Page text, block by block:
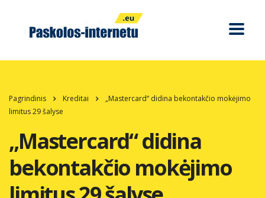
Pagrindinis Kreditai
„Mastercard“ didina bekontakčio mokėjimo
limitus 29 šalyse
„Mastercard“ didina
bekontakčio mokėjimo